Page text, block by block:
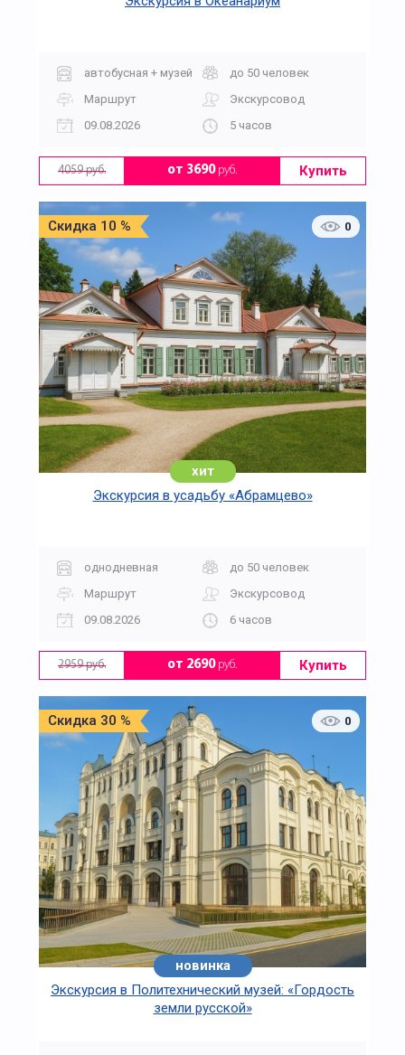
автобусная + музей
до 50 человек
Маршрут
Экскурсовод
09.08.2026
5 часов
4059 руб. от 3690руб. Купить
Скидка 10 % 0
хит
Экскурсия в усадьбу «Абрамцево»
однодневная
до 50 человек
Маршрут
Экскурсовод
09.08.2026
6 часов
2959 руб. от 2690руб. Купить
Скидка 30 % 0
новинка
Экскурсия в Политехнический музей: «Гордость
земли русской»